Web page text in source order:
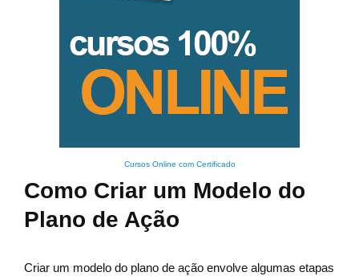
Cursos Online com Certificado
Como Criar um Modelo do
Plano de Ação
Criar um modelo do plano de ação envolve algumas etapas